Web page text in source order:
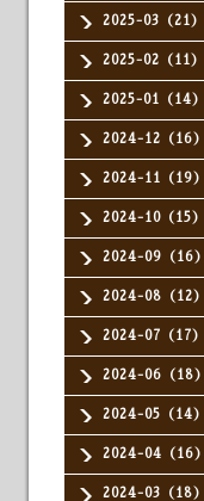
2025-03（21）
2025-02（11）
2025-01（14）
2024-12（16）
2024-11（19）
2024-10（15）
2024-09（16）
2024-08（12）
2024-07（17）
2024-06（18）
2024-05（14）
2024-04（16）
2024-03（18）